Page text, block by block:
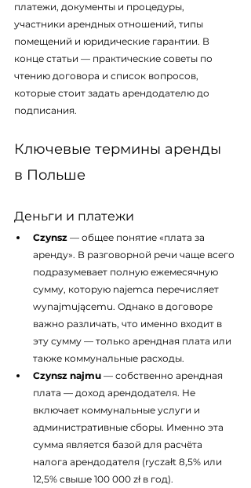
платежи, документы и процедуры,
участники арендных отношений, типы
помещений и юридические гарантии. В
конце статьи — практические советы по
чтению договора и список вопросов,
которые стоит задать арендодателю до
подписания.
Ключевые термины аренды
в Польше
Деньги и платежи
Czynsz — общее понятие «плата за
аренду». В разговорной речи чаще всего
подразумевает полную ежемесячную
сумму, которую najemca перечисляет
wynajmującemu. Однако в договоре
важно различать, что именно входит в
эту сумму — только арендная плата или
также коммунальные расходы.
Czynsz najmu — собственно арендная
плата — доход арендодателя. Не
включает коммунальные услуги и
административные сборы. Именно эта
сумма является базой для расчёта
налога арендодателя (ryczałt 8,5% или
12,5% свыше 100 000 zł в год).